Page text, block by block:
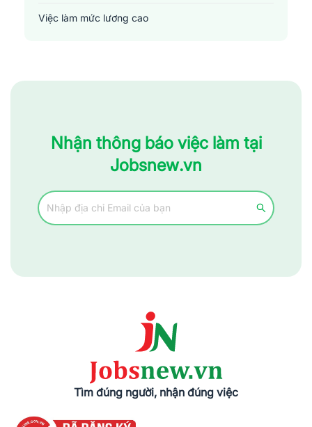
Việc làm mức lương cao
Nhận thông báo việc làm tại
Jobsnew.vn
Tìm đúng người, nhận đúng việc